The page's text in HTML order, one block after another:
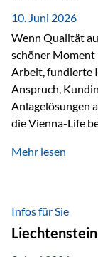
10. Juni 2026
Wenn Qualität
schöner Moment
Arbeit, fundierte
Anspruch,
Anlagelösungen
die Vienna-Life
dieser Ehrung ist
analysiert und
Auswahl der
am Markt. Für
Mehr lesen
Infos für Sie